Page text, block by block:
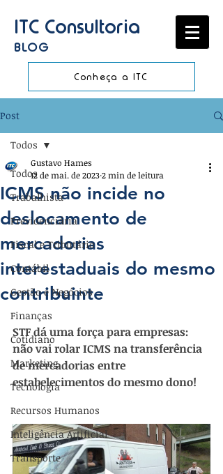
ITC Consultoria
BLOG
Conheça a ITC
Post
Todos
Trabalhista
Previdenciária
Fiscal e Tributário
Contábil
Gestão e Negócios
Finanças
Cotidiano
Marketing
Tecnologia
Recursos Humanos
Inteligência Artificial
Transporte
Todos
ICMS não incide no
deslocamento de
mercadorias
interestaduais do mesmo
contribuinte
Gustavo Hames
12 de mai. de 20232 min de leitura
STF dá uma força para empresas:
não vai rolar ICMS na transferência
de mercadorias entre
estabelecimentos do mesmo dono!